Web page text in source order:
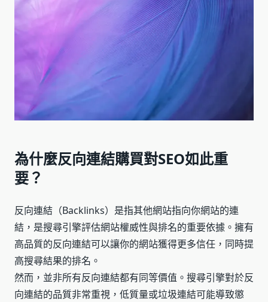
為什麼反向連結購買對SEO如此重
要？
反向連結（Backlinks）是指其他網站指向你網站的連
結，是搜尋引擎評估網站權威性與排名的重要依據。擁有
高品質的反向連結可以讓你的網站獲得更多信任，同時提
高搜尋結果的排名。
然而，並非所有反向連結都有同等價值。搜尋引擎對於反
向連結的品質非常重視，低質量或垃圾連結可能導致懲